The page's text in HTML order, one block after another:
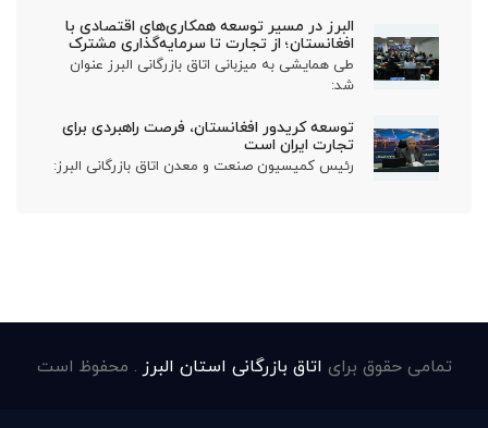
البرز در مسیر توسعه همکاری‌های اقتصادی با
افغانستان؛ از تجارت تا سرمایه‌گذاری مشترک
طی همایشی به میزبانی اتاق بازرگانی البرز عنوان
شد:
توسعه کریدور افغانستان، فرصت راهبردی برای
تجارت ایران است
رئیس کمیسیون صنعت و معدن اتاق بازرگانی البرز:
تمامی حقوق برای اتاق بازرگانی استان البرز . محفوظ است